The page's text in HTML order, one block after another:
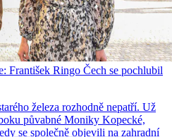
František Ringo Čech se pochlubil
železa rozhodně nepatří. Už
půvabné Moniky Kopecké,
se společně objevili na zahradní